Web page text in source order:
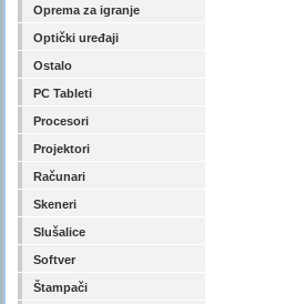
Oprema za igranje
Optički uređaji
Ostalo
PC Tableti
Procesori
Projektori
Računari
Skeneri
Slušalice
Softver
Štampači